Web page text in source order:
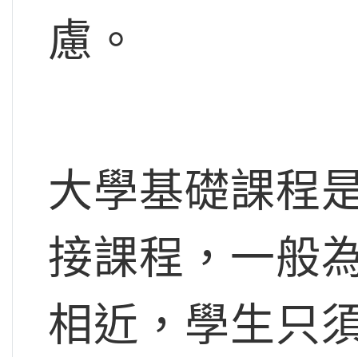
慮。
大學基礎課程
接課程，一般
相近，學生只